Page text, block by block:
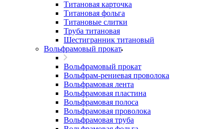
Титановая карточка
Титановая фольга
Титановые слитки
Труба титановая
Шестигранник титановый
Вольфрамовый прокат
Вольфрамовый прокат
Вольфрам-рениевая проволока
Вольфрамовая лента
Вольфрамовая пластина
Вольфрамовая полоса
Вольфрамовая проволока
Вольфрамовая труба